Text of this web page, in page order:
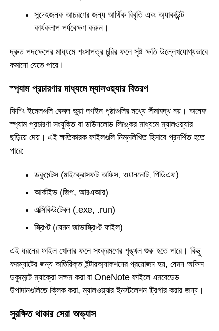
সন্দেহজনক আচরণের জন্য আর্থিক বিবৃতি এবং অ্যাকাউন্ট
কার্যকলাপ পর্যবেক্ষণ করুন।
দ্রুত পদক্ষেপের মাধ্যমে শংসাপত্র চুরির ফলে সৃষ্ট ক্ষতি উল্লেখযোগ্যভাবে
কমানো যেতে পারে।
স্প্যাম প্রচারণার মাধ্যমে ম্যালওয়্যার বিতরণ
ফিশিং ইমেলগুলি কেবল ভুয়া লগইন পৃষ্ঠাগুলির মধ্যে সীমাবদ্ধ নয়। অনেক
স্প্যাম প্রচারণা সংযুক্তি বা ডাউনলোড লিঙ্কের মাধ্যমে ম্যালওয়্যার
ছড়িয়ে দেয়। এই ক্ষতিকারক ফাইলগুলি নিম্নলিখিত হিসাবে প্রদর্শিত হতে
পারে:
ডকুমেন্টস (মাইক্রোসফট অফিস, ওয়াননোট, পিডিএফ)
আর্কাইভ (জিপ, আরএআর)
এক্সিকিউটেবল (.exe, .run)
স্ক্রিপ্ট (যেমন জাভাস্ক্রিপ্ট ফাইল)
এই ধরনের ফাইল খোলার ফলে সংক্রমণের শৃঙ্খল শুরু হতে পারে। কিছু
ফরম্যাটের জন্য অতিরিক্ত ইন্টারঅ্যাকশনের প্রয়োজন হয়, যেমন অফিস
ডকুমেন্টে ম্যাক্রো সক্ষম করা বা OneNote ফাইলে এমবেডেড
উপাদানগুলিতে ক্লিক করা, ম্যালওয়্যার ইনস্টলেশন ট্রিগার করার জন্য।
সুরক্ষিত থাকার সেরা অভ্যাস